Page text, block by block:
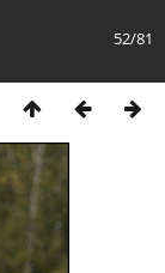
52/81